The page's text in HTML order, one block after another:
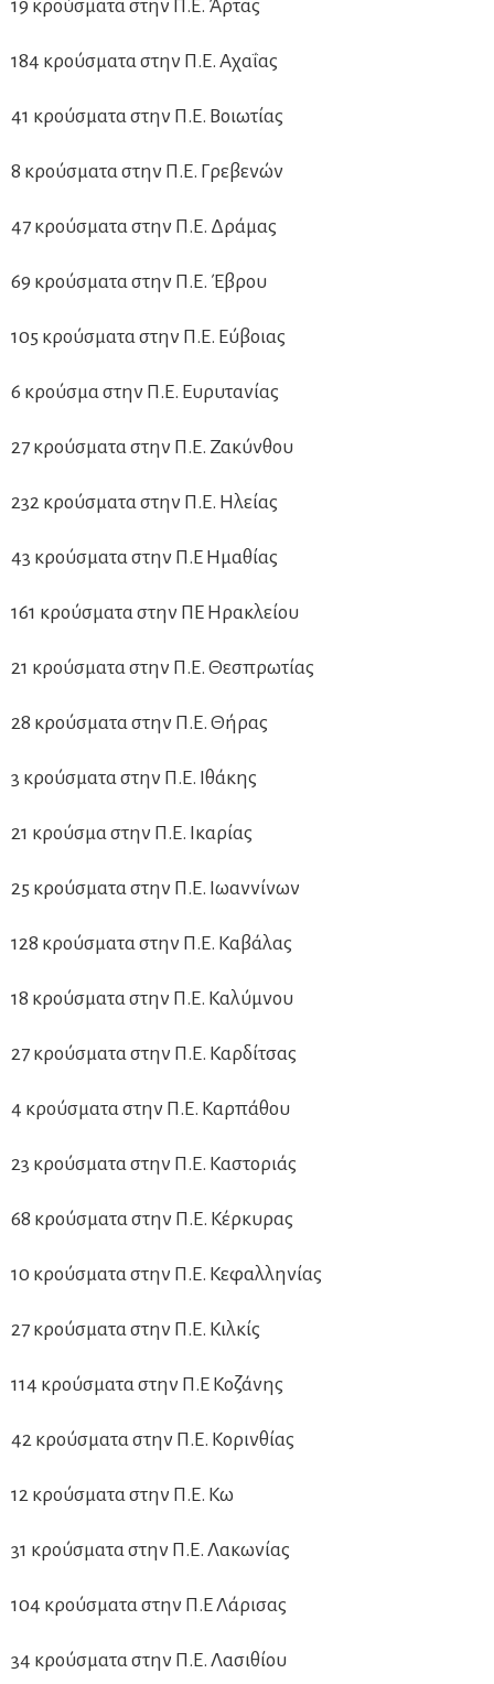
19 κρούσματα στην Π.Ε. Άρτας
184 κρούσματα στην Π.Ε. Αχαΐας
41 κρούσματα στην Π.Ε. Βοιωτίας
8 κρούσματα στην Π.Ε. Γρεβενών
47 κρούσματα στην Π.Ε. Δράμας
69 κρούσματα στην Π.Ε. Έβρου
105 κρούσματα στην Π.Ε. Εύβοιας
6 κρούσμα στην Π.Ε. Ευρυτανίας
27 κρούσματα στην Π.Ε. Ζακύνθου
232 κρούσματα στην Π.Ε. Ηλείας
43 κρούσματα στην Π.Ε Ημαθίας
161 κρούσματα στην ΠΕ Ηρακλείου
21 κρούσματα στην Π.Ε. Θεσπρωτίας
28 κρούσματα στην Π.Ε. Θήρας
3 κρούσματα στην Π.Ε. Ιθάκης
21 κρούσμα στην Π.Ε. Ικαρίας
25 κρούσματα στην Π.Ε. Ιωαννίνων
128 κρούσματα στην Π.Ε. Καβάλας
18 κρούσματα στην Π.Ε. Καλύμνου
27 κρούσματα στην Π.Ε. Καρδίτσας
4 κρούσματα στην Π.Ε. Καρπάθου
23 κρούσματα στην Π.Ε. Καστοριάς
68 κρούσματα στην Π.Ε. Κέρκυρας
10 κρούσματα στην Π.Ε. Κεφαλληνίας
27 κρούσματα στην Π.Ε. Κιλκίς
114 κρούσματα στην Π.Ε Κοζάνης
42 κρούσματα στην Π.Ε. Κορινθίας
12 κρούσματα στην Π.Ε. Κω
31 κρούσματα στην Π.Ε. Λακωνίας
104 κρούσματα στην Π.Ε Λάρισας
34 κρούσματα στην Π.Ε. Λασιθίου